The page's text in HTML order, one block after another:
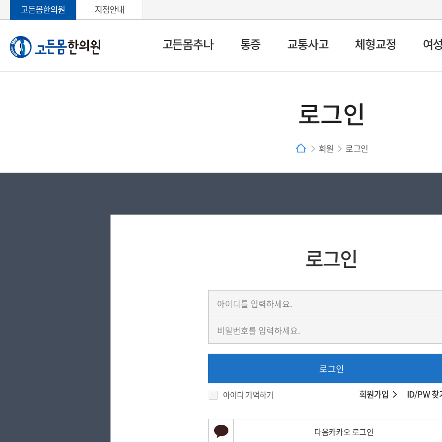
고든몸한의원 지점안내
고든몸추나 통증 교통사고 체형교정 여
로그인
회원 로그인
로그인
로그인
아이디 기억하기 회원가입 ID/PW 찾
다음카카오 로그인